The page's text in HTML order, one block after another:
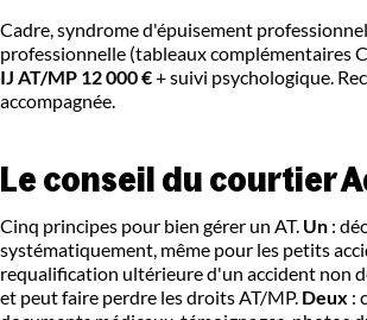
Cadre, syndrome d'épuisement
professionnelle (tableaux complémentaires
IJ AT/MP 12 000 €+ suivi psychologique.
accompagnée.
Le conseil du courtier
Cinq principes pour bien gérer un AT. Un :
systématiquement, même pour les petits
requalification ultérieure d'un accident non
et peut faire perdre les droits AT/MP. Deux :